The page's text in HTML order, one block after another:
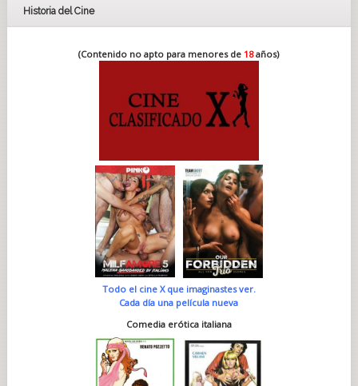
Historia del Cine
(Contenido no apto para menores de 18años)
Todo el cine X que imaginastes ver.
Cada día una película nueva
Comedia erótica italiana